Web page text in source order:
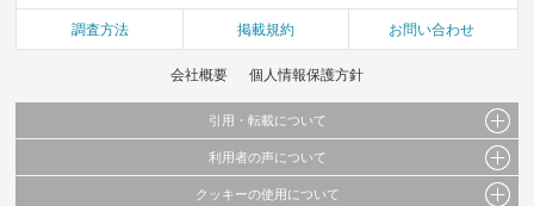
調査方法 掲載規約 お問い合わせ
会社概要 個人情報保護方針
引用・転載について
当サイトで公開されている情報（文字、写真、イラスト、画像データ等）及びこれらの配
利用者の声について
当サイトに掲載している内容はすべてサービスの利用者が提出された見解・感想です。
クッキーの使用について